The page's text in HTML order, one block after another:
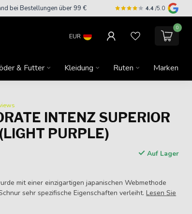
bei Bestellungen über 99 € 4.4 /5.0
EUR
0
& Futter Kleidung Ruten Marken
INTENZ SUPERIOR
PURPLE)
Auf Lager
mit einer einzigartigen japanischen Webmethode
sehr spezifische Eigenschaften verleiht.Lesen Sie